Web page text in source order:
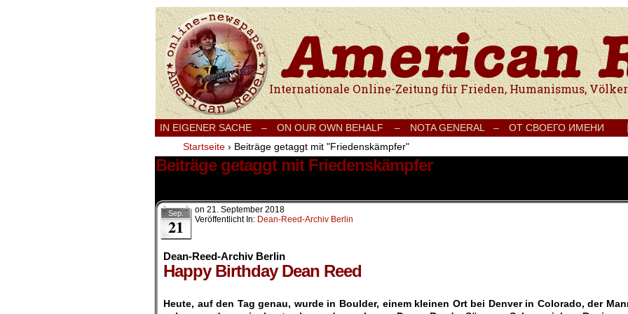
Internationale Onlinezeitung für Frieden, Humanismus, Völkerverständigung und
IN EIGENER SACHE – ON OUR OWN BEHALF – NOTA GENERAL – ОТ СВОЕГО ИМЕНИ
Startseite › Beiträge getaggt mit "Friedenskämpfer"
Beiträge getaggt mit Friedenskämpfer
Sep.
21
on 21. September 2018
Veröffentlicht In: Dean-Reed-Archiv Berlin
Dean-Reed-Archiv Berlin
Happy Birthday Dean Reed
Heute, auf den Tag genau, wurde in Boulder, einem kleinen Ort bei Denver in Colorado, der